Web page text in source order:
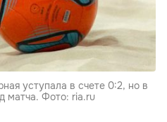
уступала в счете 0:2, но в
матча. Фото: ria.ru